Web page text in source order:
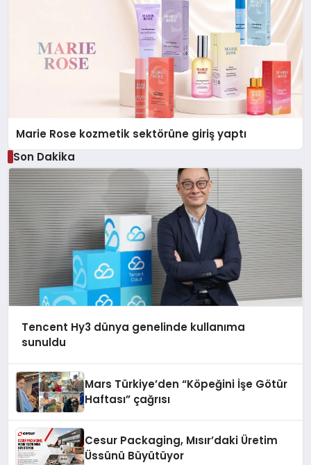
Marie Rose kozmetik sektörüne giriş yaptı
Son Dakika
Tencent Hy3 dünya genelinde kullanıma
sunuldu
Mars Türkiye’den “Köpeğini İşe Götür
Haftası” çağrısı
Cesur Packaging, Mısır’daki Üretim
Üssünü Büyütüyor